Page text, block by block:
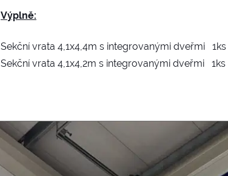
Výplně:
Sekční vrata 4,1x4,4m s integrovanými dveřmi 1ks
Sekční vrata 4,1x4,2m s integrovanými dveřmi 1ks